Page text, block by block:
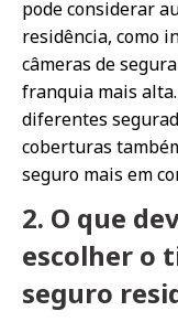
pode considerar
residência, como
câmeras de
franquia mais
diferentes
coberturas
seguro mais em
2. O que
escolher o
seguro